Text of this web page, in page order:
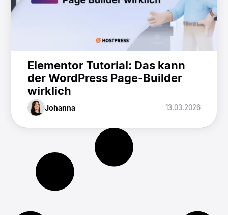
Elementor Tutorial: Das kann
der WordPress Page-Builder
wirklich
Johanna 13.03.2026